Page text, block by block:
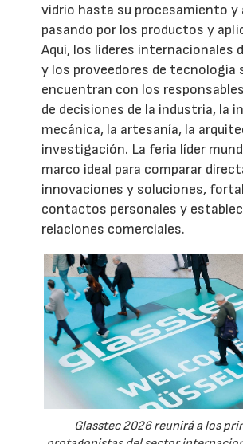
vidrio hasta su procesamiento y
pasando por los productos y
Aquí, los líderes internacionales
y los proveedores de tecnología
encuentran con los
de decisiones de la industria, la
mecánica, la artesanía, la
investigación. La feria líder
marco ideal para comparar
innovaciones y soluciones,
contactos personales y
relaciones comerciales.
Glasstec 2026 reunirá a los